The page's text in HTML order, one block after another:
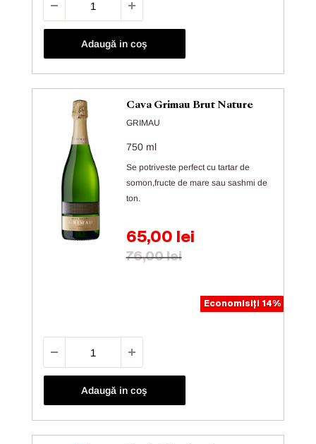
Adaugă in coş
Cava Grimau Brut Nature
GRIMAU
750 ml
Se potriveste perfect cu tartar de
somon,fructe de mare sau sashmi de
ton.
Preț de vânzare
65,00 lei
Preț obișnuit
76,00 lei
Economisiți 14%
Adaugă in coş